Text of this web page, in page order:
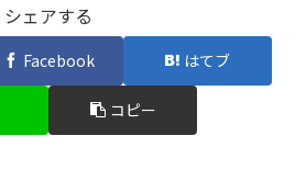
シェアする
Facebook はてブ
コピー